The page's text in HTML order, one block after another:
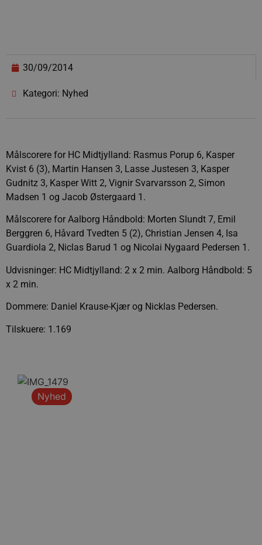
30/09/2014
Kategori: Nyhed
Målscorere for HC Midtjylland: Rasmus Porup 6, Kasper
Kvist 6 (3), Martin Hansen 3, Lasse Justesen 3, Kasper
Gudnitz 3, Kasper Witt 2, Vignir Svarvarsson 2, Simon
Madsen 1 og Jacob Østergaard 1.
Målscorere for Aalborg Håndbold: Morten Slundt 7, Emil
Berggren 6, Håvard Tvedten 5 (2), Christian Jensen 4, Isa
Guardiola 2, Niclas Barud 1 og Nicolai Nygaard Pedersen 1.
Udvisninger: HC Midtjylland: 2 x 2 min. Aalborg Håndbold: 5
x 2 min.
Dommere: Daniel Krause-Kjær og Nicklas Pedersen.
Tilskuere: 1.169
Nyhed